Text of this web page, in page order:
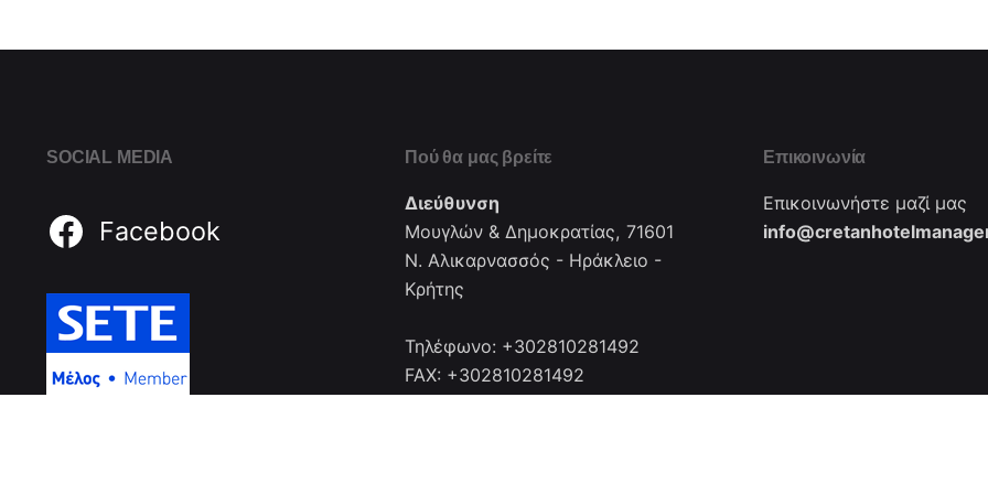
SOCIAL MEDIA
Facebook
Πού θα μας βρείτε
Διεύθυνση
Μουγλών & Δημοκρατίας, 71601
Ν. Αλικαρνασσός - Ηράκλειο -
Κρήτης
Τηλέφωνο: +302810281492
FAX: +302810281492
Επικοινωνία
Επικοινωνήστε μαζί μας